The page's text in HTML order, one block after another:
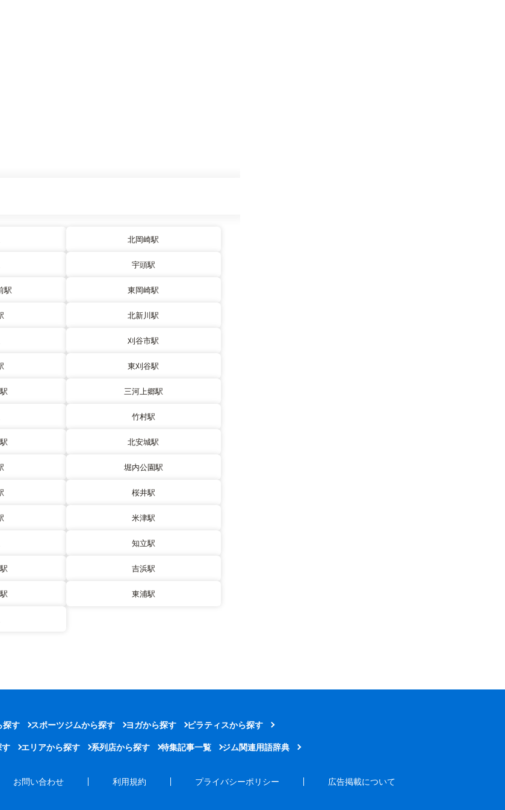
北岡崎駅
宇頭駅
駅 東岡崎駅
北新川駅
刈谷市駅
東刈谷駅
三河上郷駅
竹村駅
北安城駅
堀内公園駅
桜井駅
米津駅
知立駅
吉浜駅
東浦駅
探す スポーツジムから探す ヨガから探す ピラティスから探す
す エリアから探す 系列店から探す 特集記事一覧 ジム関連用語辞典
お問い合わせ 利用規約 プライバシーポリシー 広告掲載について